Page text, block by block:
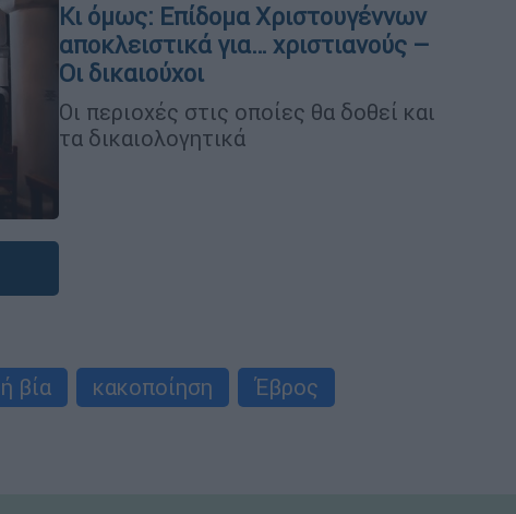
Κι όμως: Επίδομα Χριστουγέννων
αποκλειστικά για… χριστιανούς –
Οι δικαιούχοι
Οι περιοχές στις οποίες θα δοθεί και
τα δικαιολογητικά
βία κακοποίηση
Έβρος